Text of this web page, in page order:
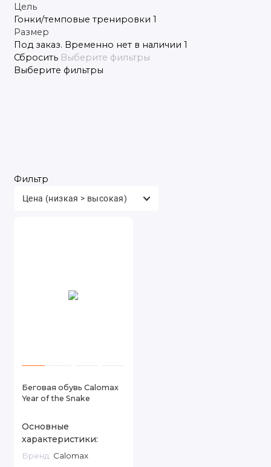
Цель
Гонки/темповые тренировки 1
Размер
Под заказ. Временно нет в наличии 1
Сбросить Выберите фильтры
Выберите фильтры
Фильтр
Беговая обувь Calomax
Year of the Snake
Основные
характеристики:
Бренд: Calomax